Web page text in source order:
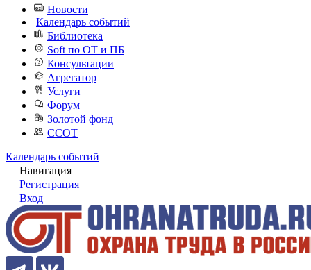
Новости
Календарь событий
Библиотека
Soft по ОТ и ПБ
Консультации
Агрегатор
Услуги
Форум
Золотой фонд
ССОТ
Календарь событий
Навигация
Регистрация
Вход